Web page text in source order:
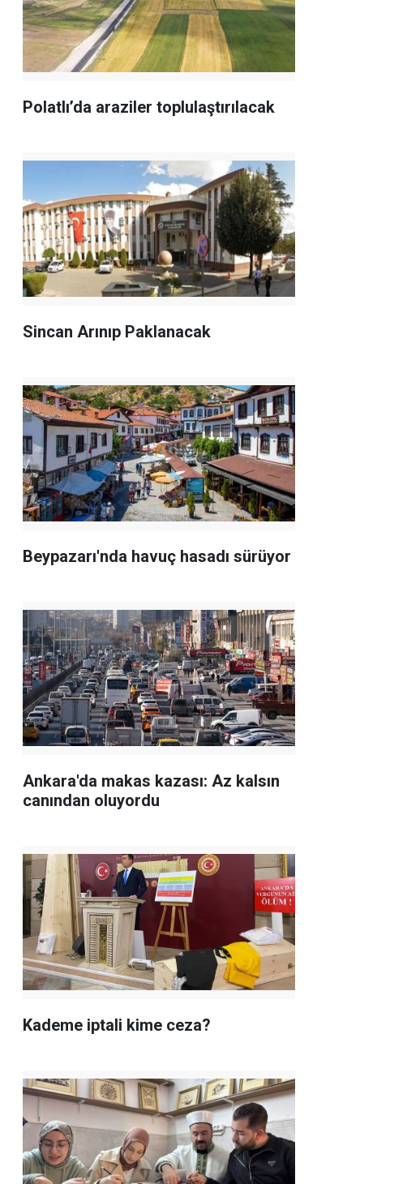
Polatlı’da araziler toplulaştırılacak
Sincan Arınıp Paklanacak
Beypazarı'nda havuç hasadı sürüyor
Ankara'da makas kazası: Az kalsın
canından oluyordu
Kademe iptali kime ceza?